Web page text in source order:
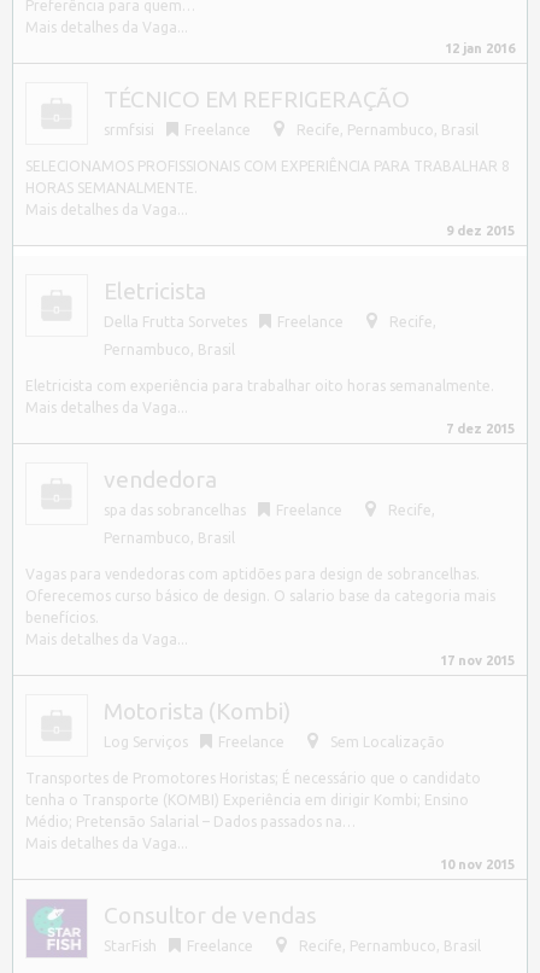
Preferência para quem…
Mais detalhes da Vaga...
12 jan 2016
TÉCNICO EM REFRIGERAÇÃO
srmfsisi Freelance Recife, Pernambuco, Brasil
SELECIONAMOS PROFISSIONAIS COM EXPERIÊNCIA PARA TRABALHAR 8
HORAS SEMANALMENTE.
Mais detalhes da Vaga...
9 dez 2015
Eletricista
Della Frutta Sorvetes Freelance Recife,
Pernambuco, Brasil
Eletricista com experiência para trabalhar oito horas semanalmente.
Mais detalhes da Vaga...
7 dez 2015
vendedora
spa das sobrancelhas Freelance Recife,
Pernambuco, Brasil
Vagas para vendedoras com aptidões para design de sobrancelhas.
Oferecemos curso básico de design. O salario base da categoria mais
benefícios.
Mais detalhes da Vaga...
17 nov 2015
Motorista (Kombi)
Log Serviços Freelance Sem Localização
Transportes de Promotores Horistas; É necessário que o candidato
tenha o Transporte (KOMBI) Experiência em dirigir Kombi; Ensino
Médio; Pretensão Salarial – Dados passados na…
Mais detalhes da Vaga...
10 nov 2015
Consultor de vendas
StarFish Freelance Recife, Pernambuco, Brasil